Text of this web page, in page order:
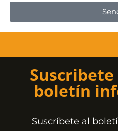
boletín
Suscríbete al